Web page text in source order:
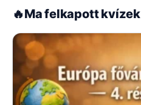
🔥Ma felkapott kvízek